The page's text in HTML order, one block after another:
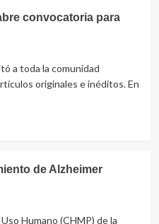
convocatoria para
a toda la comunidad
originales e inéditos. En
de Alzheimer
Humano (CHMP) de la